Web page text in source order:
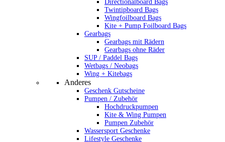
Directionalboard Bags
Twintipboard Bags
Wingfoilboard Bags
Kite + Pump Foilboard Bags
Gearbags
Gearbags mit Rädern
Gearbags ohne Räder
SUP / Paddel Bags
Wetbags / Neobags
Wing + Kitebags
Anderes
Geschenk Gutscheine
Pumpen / Zubehör
Hochdruckpumpen
Kite & Wing Pumpen
Pumpen Zubehör
Wassersport Geschenke
Lifestyle Geschenke